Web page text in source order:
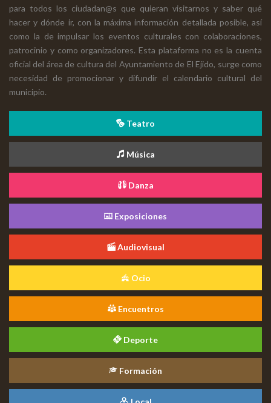
para todos los ciudadan@s que quieran visitarnos y saber qué
hacer y dónde ir, con la máxima información detallada posible, así
como la de impulsar los eventos culturales con colaboraciones,
patrocinio y como organizadores. Esta plataforma no es la cuenta
oficial del área de cultura del Ayuntamiento de El Ejido, surge como
necesidad de promocionar y difundir el calendario cultural del
municipio.
Teatro
Música
Danza
Exposiciones
Audiovisual
Ocio
Encuentros
Deporte
Formación